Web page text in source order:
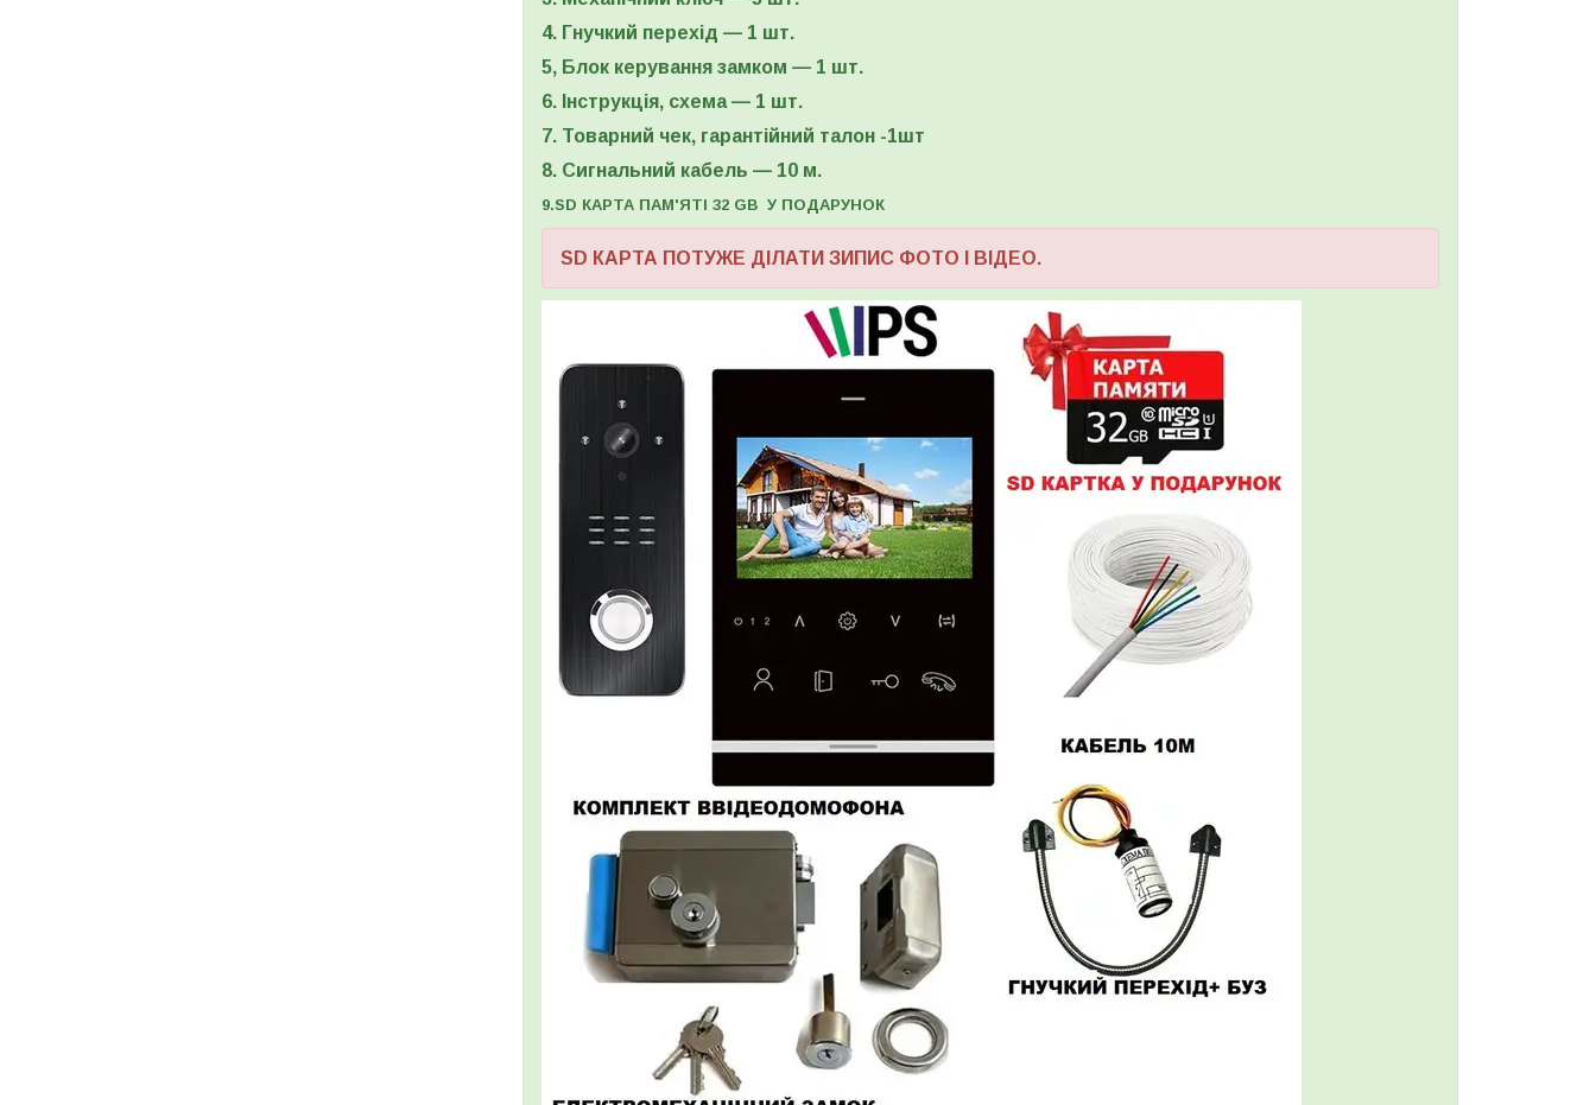
4. Гнучкий перехід — 1 шт.
5, Блок керування замком — 1 шт.
6. Інструкція, схема — 1 шт.
7. Товарний чек, гарантійний талон -1шт
8. Сигнальний кабель — 10 м.
9.SD КАРТА ПАМ'ЯТІ 32 GB У ПОДАРУНОК
SD КАРТА ПОТУЖЕ ДІЛАТИ ЗИПИС ФОТО І ВІДЕО.